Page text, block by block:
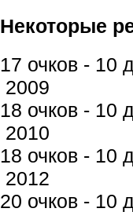
Некоторые
17 очков -
2009
18 очков -
2010
18 очков -
2012
20 очков -